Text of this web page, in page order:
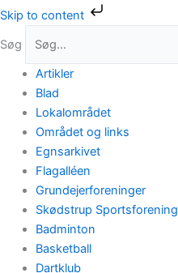
Skip to content
Gå
indholdet
Søg
Artikler
Blad
Lokalområdet
Området og links
Egnsarkivet
Flagalléen
Grundejerforeninger
Skødstrup Sportsforening
Badminton
Basketball
Dartklub